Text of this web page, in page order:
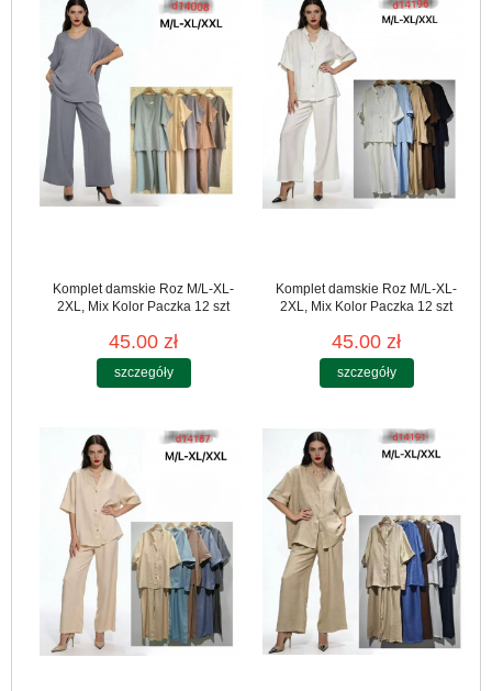
Komplet damskie Roz M/L-XL-
2XL, Mix Kolor Paczka 12 szt
45.00 zł
szczegóły
Komplet damskie Roz M/L-XL-
2XL, Mix Kolor Paczka 12 szt
45.00 zł
szczegóły